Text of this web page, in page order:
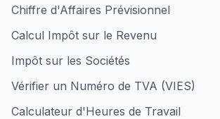
Chiffre d'Affaires Prévisionnel
Calcul Impôt sur le Revenu
Impôt sur les Sociétés
Vérifier un Numéro de TVA (VIES)
Calculateur d'Heures de Travail